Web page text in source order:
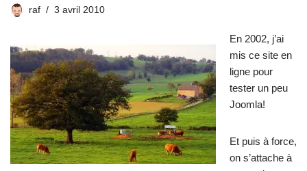
raf 3 avril 2010
En 2002, j’ai
mis ce site en
ligne pour
tester un peu
Joomla!
Et puis à force,
on s’attache à